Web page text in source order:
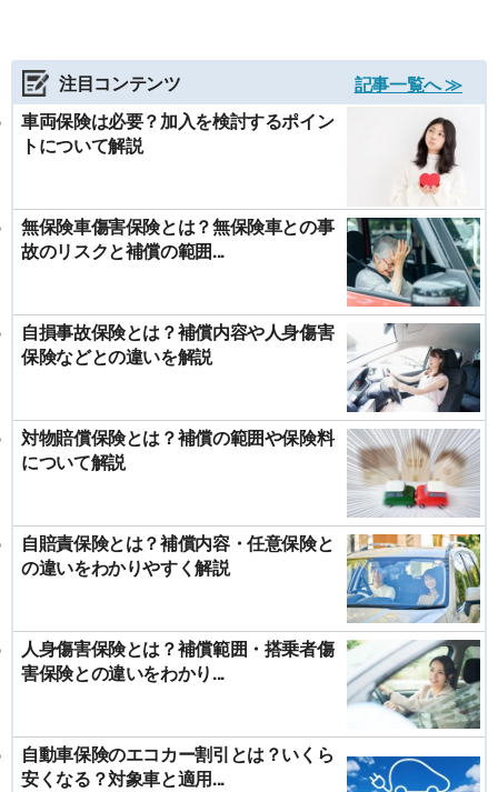
注目コンテンツ
記事一覧へ ≫
車両保険は必要？加入を検討するポイン
トについて解説
無保険車傷害保険とは？無保険車との事
故のリスクと補償の範囲...
自損事故保険とは？補償内容や人身傷害
保険などとの違いを解説
対物賠償保険とは？補償の範囲や保険料
について解説
自賠責保険とは？補償内容・任意保険と
の違いをわかりやすく解説
人身傷害保険とは？補償範囲・搭乗者傷
害保険との違いをわかり...
自動車保険のエコカー割引とは？いくら
安くなる？対象車と適用...